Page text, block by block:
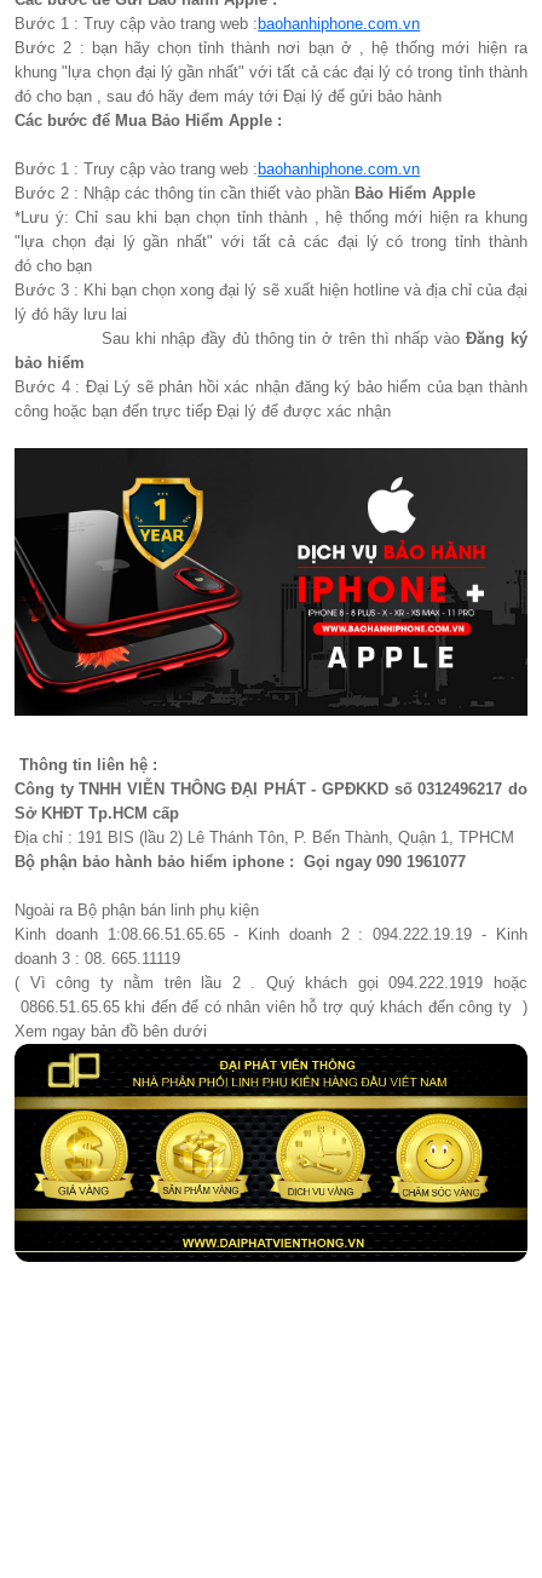
Bước 1 : Truy cập vào trang web : baohanhiphone.com.vn
Bước 2 : bạn hãy chọn tỉnh thành nơi bạn ở , hệ thống mới hiện ra
khung "lựa chọn đại lý gần nhất" với tất cả các đại lý có trong tỉnh thành
đó cho bạn , sau đó hãy đem máy tới Đại lý để gửi bảo hành
Các bước để Mua Bảo Hiểm Apple :
Bước 1 : Truy cập vào trang web : baohanhiphone.com.vn
Bước 2 : Nhập các thông tin cần thiết vào phần Bảo Hiểm Apple
*Lưu ý: Chỉ sau khi bạn chọn tỉnh thành , hệ thống mới hiện ra khung
"lựa chọn đại lý gần nhất" với tất cả các đại lý có trong tỉnh thành
đó cho bạn
Bước 3 : Khi bạn chọn xong đại lý sẽ xuất hiện hotline và địa chỉ của đại
lý đó hãy lưu lai
Sau khi nhập đầy đủ thông tin ở trên thì nhấp vào Đăng ký
bảo hiểm
Bước 4 : Đại Lý sẽ phản hồi xác nhận đăng ký bảo hiểm của bạn thành
công hoặc bạn đến trực tiếp Đại lý để được xác nhận
Thông tin liên hệ :
Công ty TNHH VIỄN THÔNG ĐẠI PHÁT - GPĐKKD số 0312496217 do
Sở KHĐT Tp.HCM cấp
Địa chỉ : 191 BIS (lầu 2) Lê Thánh Tôn, P. Bến Thành, Quận 1, TPHCM
Bộ phận bảo hành bảo hiểm iphone : Gọi ngay 090 1961077​
Ngoài ra Bộ phận bán linh phụ kiện
Kinh doanh 1:08.66.51.65.65 - Kinh doanh 2 : 094.222.19.19 - Kinh
doanh 3 : 08. 665.11119
( Vì công ty nằm trên lầu 2 . Quý khách gọi 094.222.1919 hoặc
0866.51.65.65 khi đến để có nhân viên hỗ trợ quý khách đến công ty )
Xem ngay bản đồ bên dưới